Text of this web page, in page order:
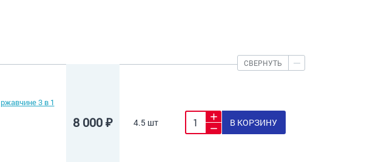
СВЕРНУТЬ
3 в 1
8 000 ₽ 4.5 шт В КОРЗИНУ